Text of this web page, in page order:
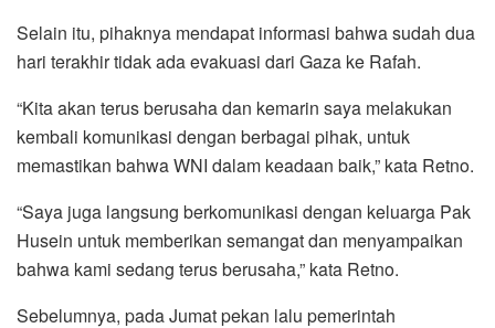
Selain itu, pihaknya mendapat informasi bahwa sudah dua
hari terakhir tidak ada evakuasi dari Gaza ke Rafah.
“Kita akan terus berusaha dan kemarin saya melakukan
kembali komunikasi dengan berbagai pihak, untuk
memastikan bahwa WNI dalam keadaan baik,” kata Retno.
“Saya juga langsung berkomunikasi dengan keluarga Pak
Husein untuk memberikan semangat dan menyampaikan
bahwa kami sedang terus berusaha,” kata Retno.
Sebelumnya, pada Jumat pekan lalu pemerintah